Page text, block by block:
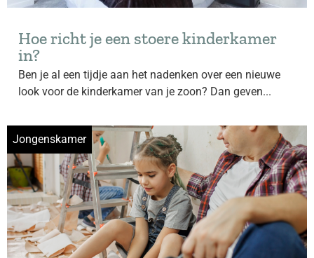
Hoe richt je een stoere kinderkamer
in?
Ben je al een tijdje aan het nadenken over een nieuwe
look voor de kinderkamer van je zoon? Dan geven...
Jongenskamer